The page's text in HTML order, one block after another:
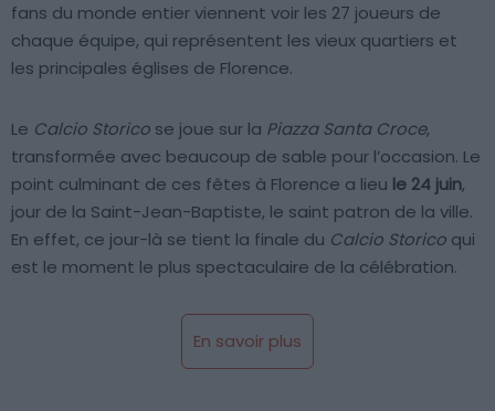
fans du monde entier viennent voir les 27 joueurs de
chaque équipe, qui représentent les vieux quartiers et
les principales églises de Florence.
Le Calcio Storico se joue sur la Piazza Santa Croce,
transformée avec beaucoup de sable pour l’occasion. Le
point culminant de ces fêtes à Florence a lieu le 24 juin,
jour de la Saint-Jean-Baptiste, le saint patron de la ville.
En effet, ce jour-là se tient la finale du Calcio Storico qui
est le moment le plus spectaculaire de la célébration.
En savoir plus